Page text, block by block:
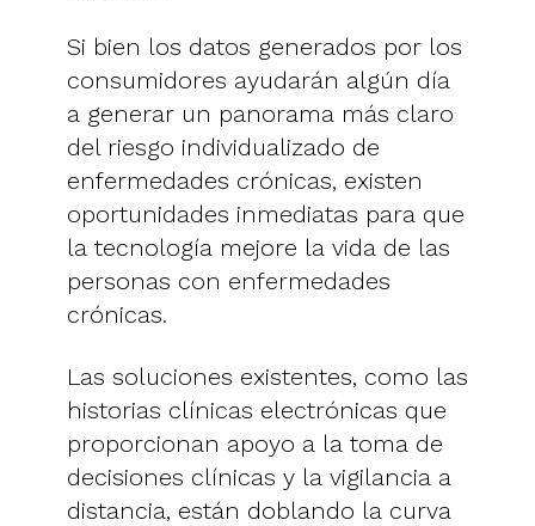
Si bien los datos generados por los
consumidores ayudarán algún día
a generar un panorama más claro
del riesgo individualizado de
enfermedades crónicas, existen
oportunidades inmediatas para que
la tecnología mejore la vida de las
personas con enfermedades
crónicas.
Las soluciones existentes, como las
historias clínicas electrónicas que
proporcionan apoyo a la toma de
decisiones clínicas y la vigilancia a
distancia, están doblando la curva